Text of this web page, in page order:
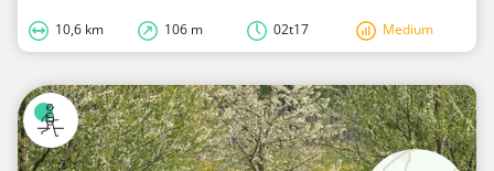
10,6 km 106 m 02t17 Medium